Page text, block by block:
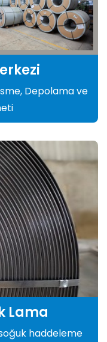
Depolama ve
Lama
haddeleme